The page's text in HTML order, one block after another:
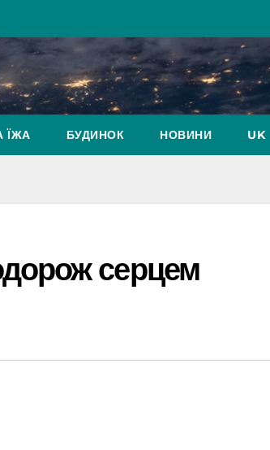
ЇЖА БУДИНОК НОВИНИ UK
серцем